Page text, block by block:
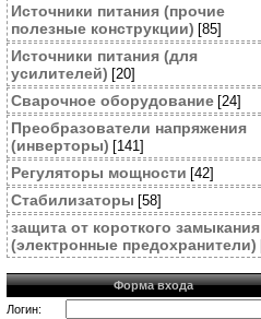
Источники питания (прочие
полезные конструкции) [85]
Источники питания (для
усилителей) [20]
Cварочное оборудование [24]
Преобразователи напряжения
(инверторы) [141]
Регуляторы мощности [42]
Стабилизаторы [58]
защита от короткого замыкания
(электронные предохранители)
Форма входа
Логин: